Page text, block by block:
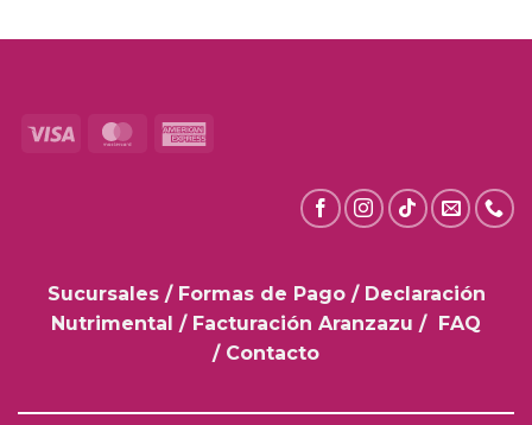
Visa MasterCard
Sucursales / Formas de Pago/ Declaración
Nutrimental / Facturación Aranzazu /
FAQ
/ Contacto